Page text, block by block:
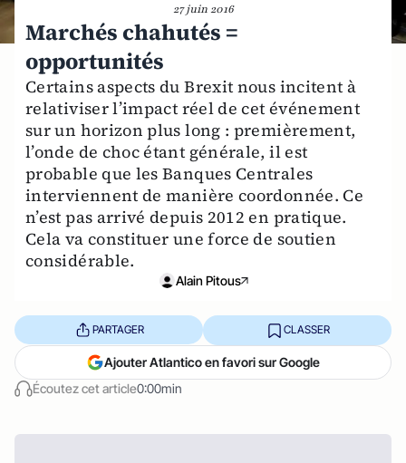
27 juin 2016
Marchés chahutés =
opportunités
Certains aspects du Brexit nous incitent à
relativiser l’impact réel de cet événement
sur un horizon plus long : premièrement,
l’onde de choc étant générale, il est
probable que les Banques Centrales
interviennent de manière coordonnée. Ce
n’est pas arrivé depuis 2012 en pratique.
Cela va constituer une force de soutien
considérable.
Alain Pitous
Écoutez cet article0:00min
PARTAGER CLASSER
Ajouter Atlantico en favori sur Google